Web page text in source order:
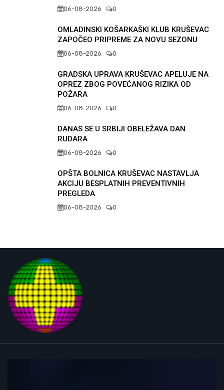
06-08-2026 0
OMLADINSKI KOŠARKAŠKI KLUB KRUŠEVAC
ZAPOČEO PRIPREME ZA NOVU SEZONU
06-08-2026 0
GRADSKA UPRAVA KRUŠEVAC APELUJE NA
OPREZ ZBOG POVEĆANOG RIZIKA OD
POŽARA
06-08-2026 0
DANAS SE U SRBIJI OBELEŽAVA DAN
RUDARA
06-08-2026 0
OPŠTA BOLNICA KRUŠEVAC NASTAVLJA
AKCIJU BESPLATNIH PREVENTIVNIH
PREGLEDA
06-08-2026 0